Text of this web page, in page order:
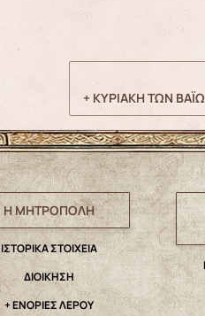
+ ΚΥΡΙΑΚΗ ΤΩΝ
Η ΜΗΤΡΟΠΟΛΗ
IΣΤΟΡΙΚΑ ΣΤΟΙΧΕΙΑ
ΔΙΟΙΚΗΣΗ
+ ΕΝΟΡΙΕΣ ΛΕΡΟΥ